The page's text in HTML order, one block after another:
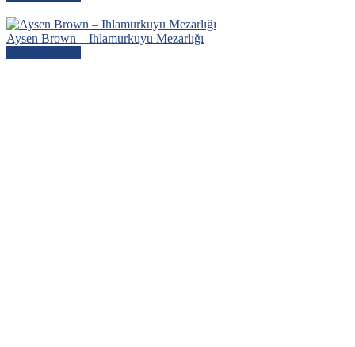
Aysen Brown – Ihlamurkuyu Mezarlığı